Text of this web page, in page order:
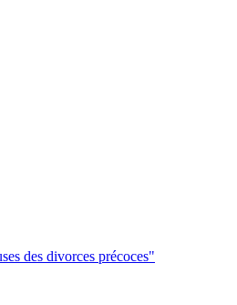
des divorces précoces"